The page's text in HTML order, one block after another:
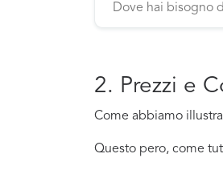
2. Prezzi e
Come abbiamo
Questo pero, come